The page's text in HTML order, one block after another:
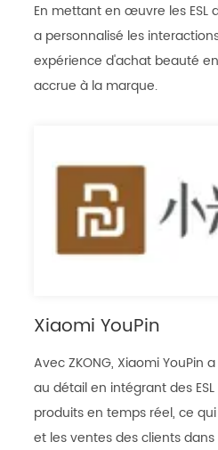
En mettant en œuvre les ESL
a personnalisé les
expérience d'achat beauté
accrue à la marque.
Xiaomi YouPin
Avec ZKONG, Xiaomi YouPin
au détail en intégrant des
produits en temps réel, ce
et les ventes des clients